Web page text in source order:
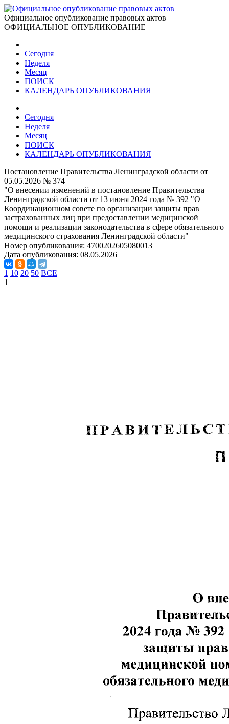
Официальное опубликование правовых актов
ОФИЦИАЛЬНОЕ ОПУБЛИКОВАНИЕ
Сегодня
Неделя
Месяц
ПОИСК
КАЛЕНДАРЬ ОПУБЛИКОВАНИЯ
Сегодня
Неделя
Месяц
ПОИСК
КАЛЕНДАРЬ ОПУБЛИКОВАНИЯ
Постановление Правительства Ленинградской области от
05.05.2026 № 374
"О внесении изменений в постановление Правительства
Ленинградской области от 13 июня 2024 года № 392 "О
Координационном совете по организации защиты прав
застрахованных лиц при предоставлении медицинской
помощи и реализации законодательства в сфере обязательного
медицинского страхования Ленинградской области"
Номер опубликования: 4700202605080013
Дата опубликования: 08.05.2026
1 10 20 50 ВСЕ
1